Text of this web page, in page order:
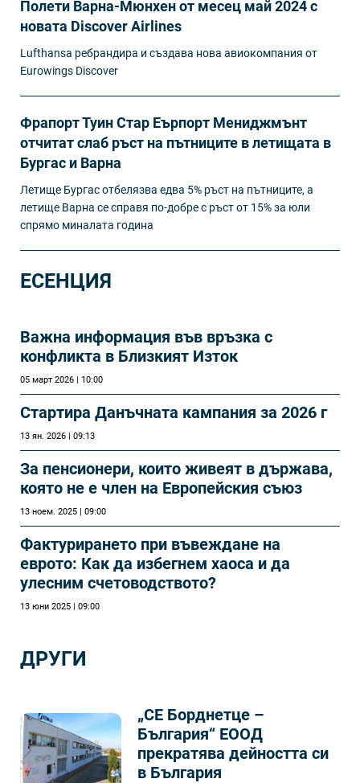
Полети Варна-Мюнхен от месец май 2024 с
новата Discover Airlines
Lufthansa ребрандира и създава нова авиокомпания от
Eurowings Discover
Фрапорт Туин Стар Еърпорт Мениджмънт
отчитат слаб ръст на пътниците в летищата в
Бургас и Варна
Летище Бургас отбелязва едва 5% ръст на пътниците, а
летище Варна се справя по-добре с ръст от 15% за юли
спрямо миналата година
ЕСЕНЦИЯ
Важна информация във връзка с
конфликта в Близкият Изток
05 март 2026 | 10:00
Стартира Данъчната кампания за 2026 г
13 ян. 2026 | 09:13
За пенсионери, които живеят в държава,
която не е член на Европейския съюз
13 ноем. 2025 | 09:00
Фактурирането при въвеждане на
еврото: Как да избегнем хаоса и да
улесним счетоводството?
13 юни 2025 | 09:00
ДРУГИ
„СЕ Борднетце –
България“ ЕООД
прекратява дейността си
в България